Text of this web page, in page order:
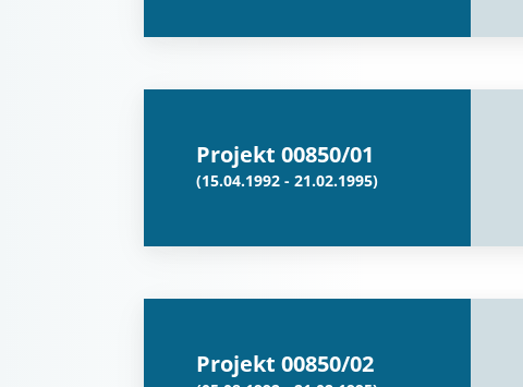
Projekt 00850/01
(15.04.1992 - 21.02.1995)
Projekt 00850/02